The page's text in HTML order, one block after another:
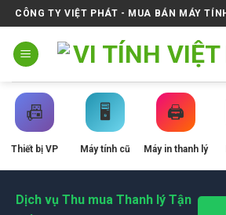
Skip
to
content
CÔNG TY VIỆT PHÁT - MUA BÁN MÁY
📠
Thiết bị VP
🖥️
Máy tính cũ
🖨️
Máy in thanh lý
Dịch vụ Thu mua Thanh lý Tận